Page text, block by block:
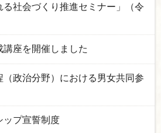
る社会づくり推進セミナー」（令
座を開催しました
政治分野）における男女共同参
ップ宣誓制度